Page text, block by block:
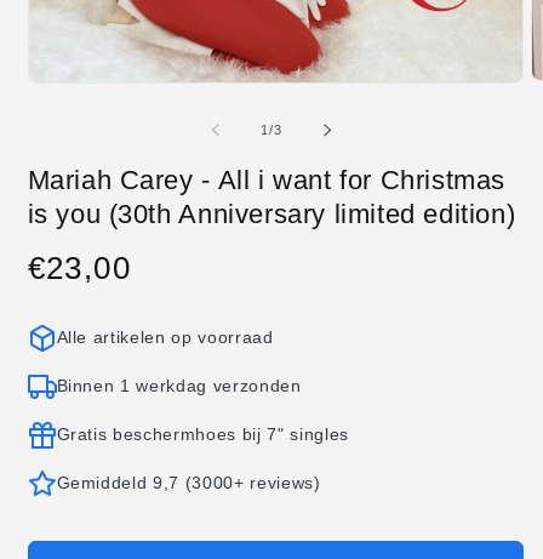
1/van
3
Mariah Carey - All i want for Christmas
is you (30th Anniversary limited edition)
Normale
€23,00
Alle artikelen op voorraad
Binnen 1 werkdag verzonden
Gratis beschermhoes bij 7" singles
Gemiddeld 9,7 (3000+ reviews)